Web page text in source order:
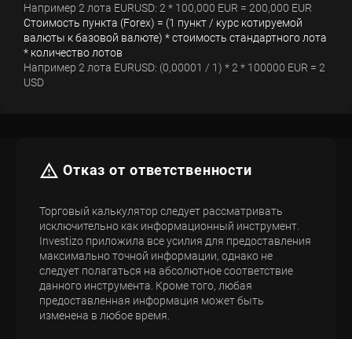
Например 2 лота EURUSD: 2 * 100,000 EUR = 200,000 EUR
Стоимость пункта (Forex) = (1 пункт / курс котируемой
валюты к базовой валюте) * стоимость стандартного лота
* количество лотов
Например 2 лота EURUSD: (0,00001 / 1) * 2 * 100000 EUR = 2
USD
Отказ от ответственности
Торговый калькулятор следует рассматривать
исключительно как информационный инструмент.
Investizo приложила все усилия для предоставления
максимально точной информации, однако не
следует полагаться на абсолютное соответствие
данного инструмента. Кроме того, любая
предоставленная информация может быть
изменена в любое время.